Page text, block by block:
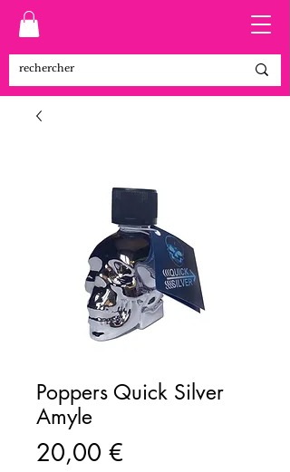
Poppers Quick Silver
Amyle
20,00 €